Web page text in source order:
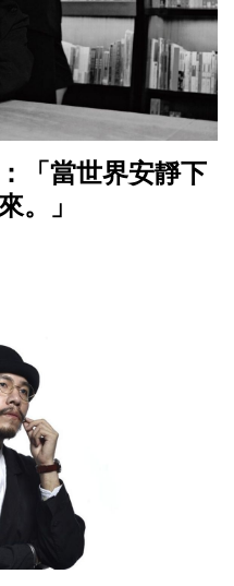
「當世界安靜下
。」